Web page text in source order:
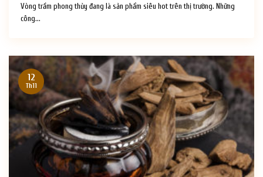
Vòng trầm phong thủy đang là sản phẩm siêu hot trên thị trường. Những
công...
12
Th11